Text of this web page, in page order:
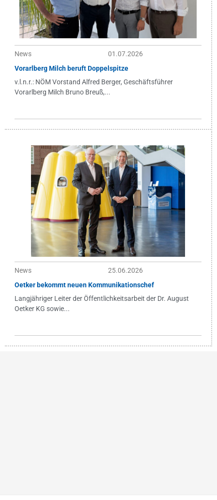
News
01.07.2026
Vorarlberg Milch beruft Doppelspitze
v.l.n.r.: NÖM Vorstand Alfred Berger, Geschäftsführer
Vorarlberg Milch Bruno Breuß,...
News
25.06.2026
Oetker bekommt neuen Kommunikationschef
Langjähriger Leiter der Öffentlichkeitsarbeit der Dr. August
Oetker KG sowie...